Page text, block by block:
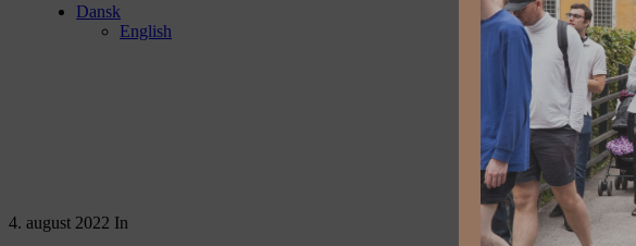
Dansk
English
4. august 2022 In